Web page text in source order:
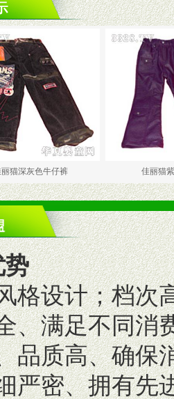
深灰色牛仔裤 佳丽猫紫色
势
格设计；档次
、满足不同消
品质高、确保
严密、拥有先